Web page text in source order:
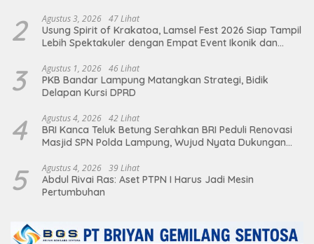
2 Agustus 3, 2026 47 Lihat
Usung Spirit of Krakatoa, Lamsel Fest 2026 Siap Tampil
Lebih Spektakuler dengan Empat Event Ikonik dan
3 Agustus 1, 2026 46 Lihat
PKB Bandar Lampung Matangkan Strategi, Bidik
Delapan Kursi DPRD
4 Agustus 4, 2026 42 Lihat
BRI Kanca Teluk Betung Serahkan BRI Peduli Renovasi
Masjid SPN Polda Lampung, Wujud Nyata Dukungan
5 Agustus 4, 2026 39 Lihat
Abdul Rivai Ras: Aset PTPN I Harus Jadi Mesin
Pertumbuhan